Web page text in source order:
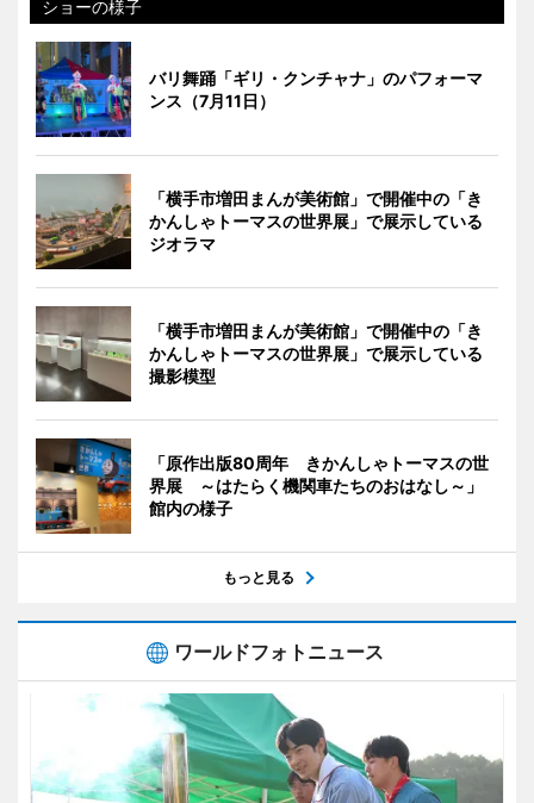
ショーの様子
バリ舞踊「ギリ・クンチャナ」のパフォーマ
ンス（7月11日）
「横手市増田まんが美術館」で開催中の「き
かんしゃトーマスの世界展」で展示している
ジオラマ
「横手市増田まんが美術館」で開催中の「き
かんしゃトーマスの世界展」で展示している
撮影模型
「原作出版80周年 きかんしゃトーマスの世
界展 ～はたらく機関車たちのおはなし～」
館内の様子
もっと見る
ワールドフォトニュース